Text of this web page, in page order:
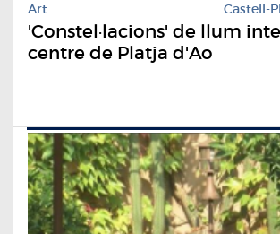
Art Castell-
'Constel·lacions' de llum
centre de Platja d'Ao